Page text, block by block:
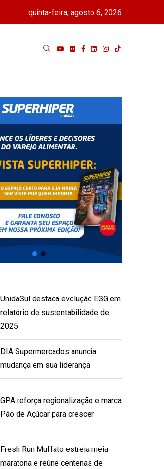
quinta-feira, agosto 6, 2026
UnidaSul destaca evolução ESG em
relatório de sustentabilidade de
2025
DIA Supermercados anuncia
mudança em sua liderança
GPA reforça regionalização e marca
Pão de Açúcar para crescer
Fresh Run Muffato estreia meia
maratona e reúne centenas de